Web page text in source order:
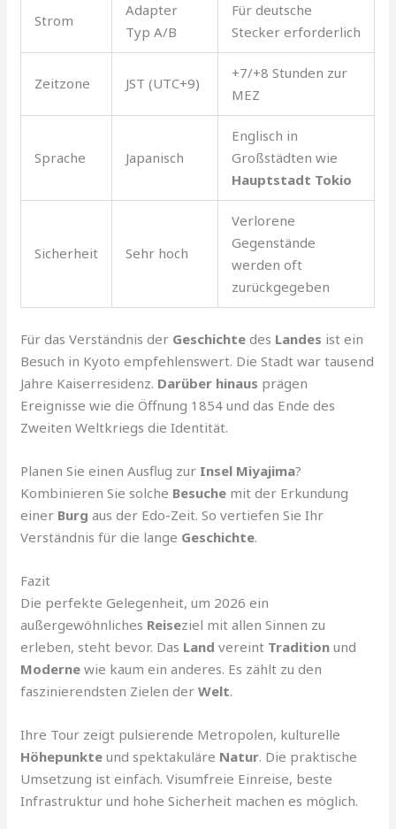
Strom
Adapter
Typ A/B
Für deutsche
Stecker erforderlich
Zeitzone JST (UTC+9)
+7/+8 Stunden zur
MEZ
Sprache Japanisch
Englisch in
Großstädten wie
Hauptstadt Tokio
Sicherheit Sehr hoch
Verlorene
Gegenstände
werden oft
zurückgegeben
Für das Verständnis der Geschichte des Landes ist ein
Besuch in Kyoto empfehlenswert. Die Stadt war tausend
Jahre Kaiserresidenz. Darüber hinaus prägen
Ereignisse wie die Öffnung 1854 und das Ende des
Zweiten Weltkriegs die Identität.
Planen Sie einen Ausflug zur Insel Miyajima?
Kombinieren Sie solche Besuche mit der Erkundung
einer Burg aus der Edo-Zeit. So vertiefen Sie Ihr
Verständnis für die lange Geschichte.
Fazit
Die perfekte Gelegenheit, um 2026 ein
außergewöhnliches Reiseziel mit allen Sinnen zu
erleben, steht bevor. Das Land vereint Tradition und
Moderne wie kaum ein anderes. Es zählt zu den
faszinierendsten Zielen derWelt.
Ihre Tour zeigt pulsierende Metropolen, kulturelle
Höhepunkte und spektakuläre Natur. Die praktische
Umsetzung ist einfach. Visumfreie Einreise, beste
Infrastruktur und hohe Sicherheit machen es möglich.